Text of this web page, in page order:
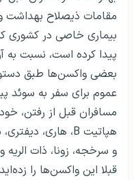
مقامات ذیصلاح بهداشت و
بیماری خاصی در کشوری
پیدا کرده است، نسبت
بعضی واکسن‌ها طبق
عموم برای سفر به سوئد
مسافران قبل از رفتن،
هپاتیت B، هاری،
و سرخجه، زونا، ذات الریه و
قبلا این واکسن‌ها را